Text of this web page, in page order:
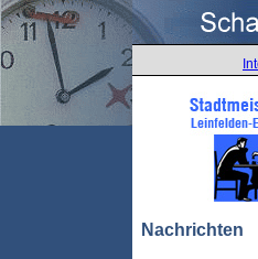
Nachrichten